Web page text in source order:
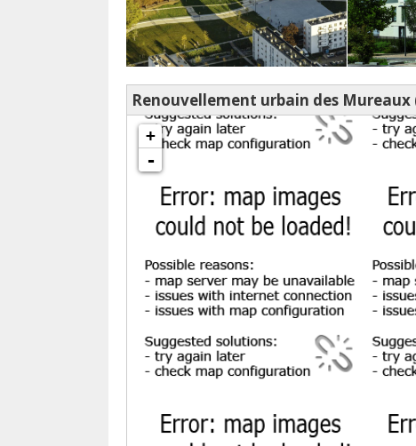
Renouvellement urbain des Mureaux
chargement de la carte - veuillez patienter...
+
-